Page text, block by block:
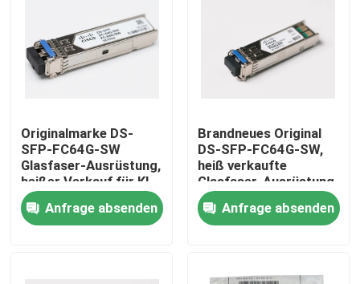
Haus
Originalmarke DS-
SFP-FC64G-SW
Glasfaser-Ausrüstung,
heißer Verkauf für KI-
Rechenzentren
Anfrage absenden
Brandneues Original
DS-SFP-FC64G-SW,
heiß verkaufte
Glasfaser-Ausrüstung
für KI-Rechenzentren
Anfrage absenden